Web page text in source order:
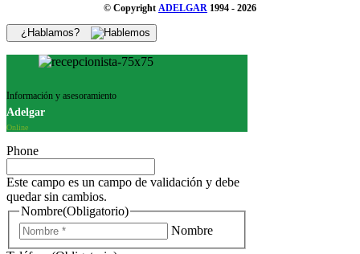
© Copyright ADELGAR 1994 - 2026
¿Hablamos?
Información y asesoramiento
Adelgar
Online
Phone
Este campo es un campo de validación y debe
quedar sin cambios.
Nombre(Obligatorio)
Nombre